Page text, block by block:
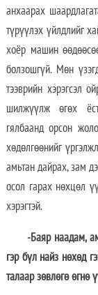
анхаарах
түрүүлэх үйлдлийг
хоёр машин
болзошгүй. Мөн
тээврийн хэрэгсэл
шилжүүлж өгөх
гялбаанд орсон
хөдөлгөөнийг
амьтан дайрах, зам
осол гарах нөхцөл
хэрэгтэй.
-Баяр наадам,
гэр бүл найз нөхөд
талаар зөвлөгө өгнө